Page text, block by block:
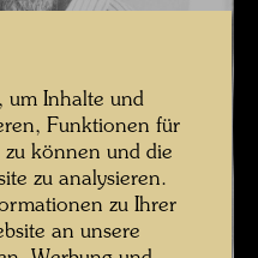
um Inhalte und
Funktionen für
können und die
zu analysieren.
zu Ihrer
an unsere